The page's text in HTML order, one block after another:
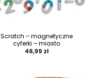
Scratch – magnetyczne
cyferki – miasto
46,99 zł